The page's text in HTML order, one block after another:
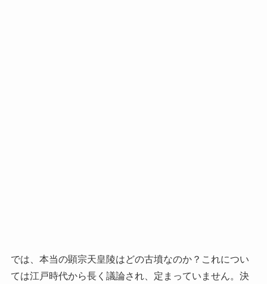
では、本当の顕宗天皇陵はどの古墳なのか？これについ
ては江戸時代から長く議論され、定まっていません。決